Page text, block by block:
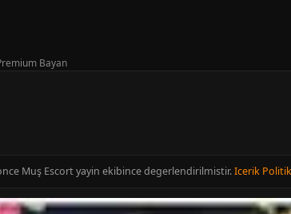
Bayan
Muş Escort yayin ekibince degerlendirilmistir.Icerik